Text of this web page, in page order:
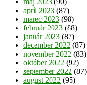
máj 2023 (90)
apríl 2023 (87)
marec 2023 (98)
február 2023 (88)
január 2023 (87)
december 2022 (87)
november 2022 (83)
október 2022 (92)
september 2022 (87)
august 2022 (95)